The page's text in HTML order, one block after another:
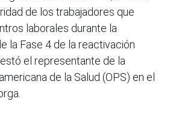
de los trabajadores que
laborales durante la
la Fase 4 de la reactivación
el representante de la
de la Salud (OPS) en el